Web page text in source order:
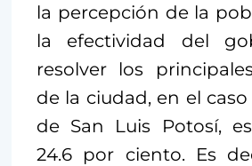
la percepción de la
la efectividad del
resolver los
de la ciudad, en el
de San Luis Potosí,
24.6 por ciento. Es